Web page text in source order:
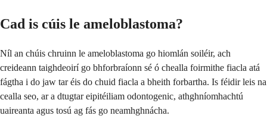
Cad is cúis le ameloblastoma?
Níl an chúis chruinn le ameloblastoma go hiomlán soiléir, ach
creideann taighdeoirí go bhforbraíonn sé ó chealla foirmithe fiacla atá
fágtha i do jaw tar éis do chuid fiacla a bheith forbartha. Is féidir leis na
cealla seo, ar a dtugtar eipitéiliam odontogenic, athghníomhachtú
uaireanta agus tosú ag fás go neamhghnácha.